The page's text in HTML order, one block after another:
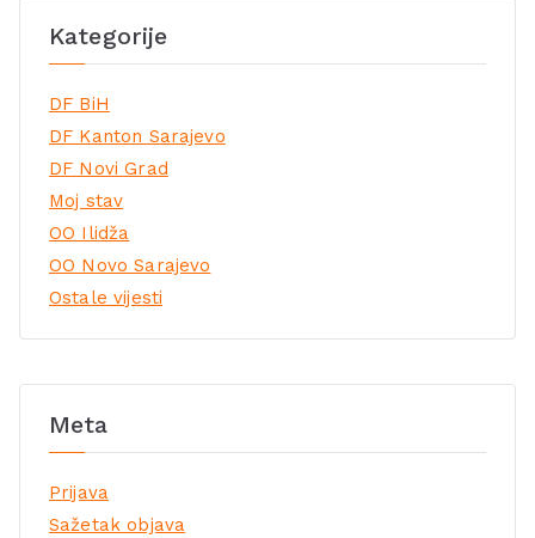
Kategorije
DF BiH
DF Kanton Sarajevo
DF Novi Grad
Moj stav
OO Ilidža
OO Novo Sarajevo
Ostale vijesti
Meta
Prijava
Sažetak objava